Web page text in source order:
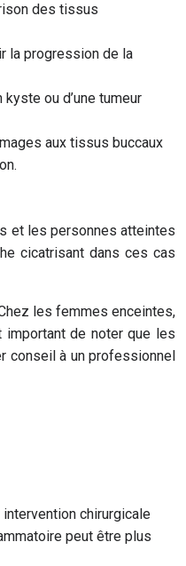
des tissus
la progression de la
kyste ou d’une tumeur
aux tissus buccaux
et les personnes atteintes
cicatrisant dans ces cas
les femmes enceintes,
de noter que les
conseil à un professionnel
chirurgicale
peut être plus